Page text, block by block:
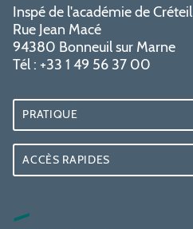
Inspé de l'académie de Créteil
Rue Jean Macé
94380 Bonneuil sur Marne
Tél : +33 1 49 56 37 00
PRATIQUE
ACCÈS RAPIDES